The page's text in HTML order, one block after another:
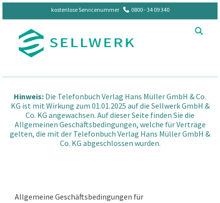
kostenlose Servicenummer 0800 - 34 09 340
Hinweis: Die Telefonbuch Verlag Hans Müller GmbH & Co.
KG ist mit Wirkung zum 01.01.2025 auf die Sellwerk GmbH &
Co. KG angewachsen. Auf dieser Seite finden Sie die
Allgemeinen Geschäftsbedingungen, welche für Verträge
gelten, die mit der Telefonbuch Verlag Hans Müller GmbH &
Co. KG abgeschlossen wurden.
Allgemeine Geschäftsbedingungen für